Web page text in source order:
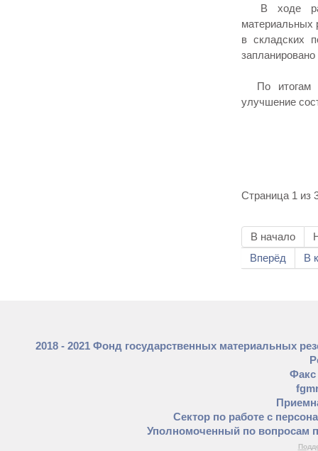
В ходе
материальных
в складских
По итогам
улучшение
Страница 1 из
В начало
Вперёд
В
2018 - 2021 Фонд государственных материальных
Факс
Сектор по работе с
Уполномоченный по вопросам